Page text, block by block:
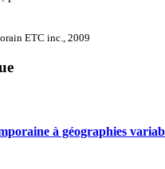
ETC inc., 2009
à géographies